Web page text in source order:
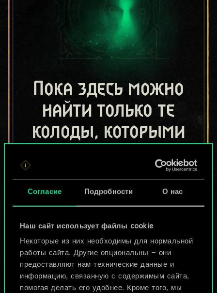
Согласие Подробности О нас
Наш сайт использует файлы cookie
Некоторые из них необходимы для нормальной
работы сайта. Другие опциональны — они
предоставляют нам технические данные и
информацию, связанную с содержимым сайта,
помогая делать его удобнее. Кроме того, мы
Пока здесь можно
найти только те
колоды, которыми
игроки.
Но их может быть
Назвать колоду и описать её
Изменить колоду